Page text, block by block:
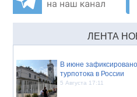
ЛЕНТА
В июне
турпотока в России
5 Августа 17:11